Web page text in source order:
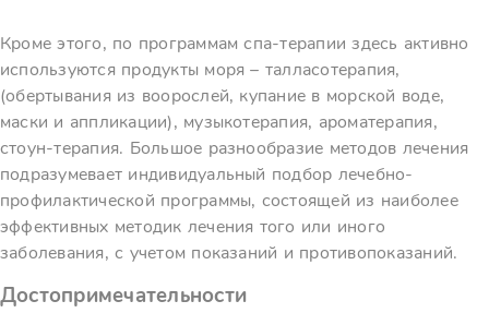
Кроме этого, по программам спа-терапии здесь активно
используются продукты моря – талласотерапия,
(обертывания из воорослей, купание в морской воде,
маски и аппликации), музыкотерапия, ароматерапия,
стоун-терапия. Большое разнообразие методов лечения
подразумевает индивидуальный подбор лечебно-
профилактической программы, состоящей из наиболее
эффективных методик лечения того или иного
заболевания, с учетом показаний и противопоказаний.
Достопримечательности